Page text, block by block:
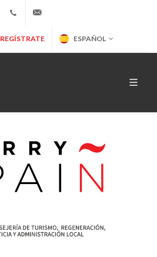
+34 902 365 000
REGÍSTRATE ESPAÑOL